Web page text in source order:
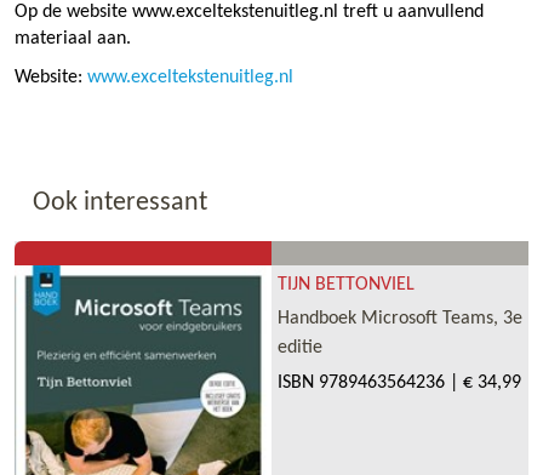
Op de website www.exceltekstenuitleg.nl treft u aanvullend
materiaal aan.
Website: www.exceltekstenuitleg.nl
Ook interessant
TIJN BETTONVIEL
Handboek Microsoft Teams, 3e
editie
ISBN 9789463564236 € 34,99